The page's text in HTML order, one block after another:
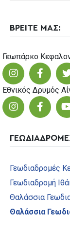
ΒΡΕΙΤΕ ΜΑΣ:
Γεωπάρκο
Εθνικός Δρυμός
Γεωδιαδρομές
Γεωδιαδρομή
Θαλάσσια
Θαλάσσια